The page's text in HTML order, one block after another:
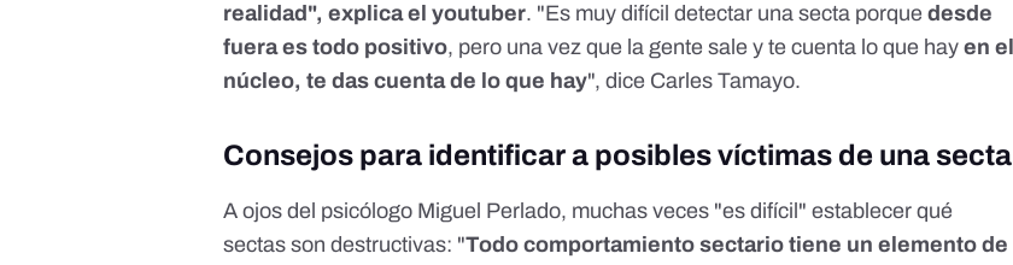
realidad", explica el youtuber. "Es muy difícil detectar una secta porquedesde
fuera es todo positivo, pero una vez que la gente sale y te cuenta lo que hayen el
núcleo, te das cuenta de lo que hay", dice Carles Tamayo.
Consejos para identificar a posibles víctimas de una secta
A ojos del psicólogo Miguel Perlado, muchas veces "es difícil" establecer qué
sectas son destructivas: "Todo comportamiento sectario tiene un elemento de